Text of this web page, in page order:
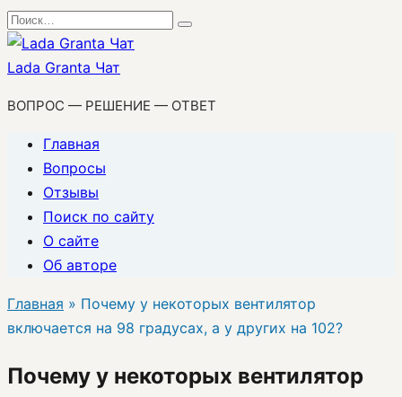
Перейти
к
содержанию
Search
for:
Lada Granta Чат
ВОПРОС — РЕШЕНИЕ — ОТВЕТ
Главная
Вопросы
Отзывы
Поиск по сайту
О сайте
Об авторе
Главная » Почему у некоторых вентилятор
включается на 98 градусах, а у других на 102?
Почему у некоторых вентилятор